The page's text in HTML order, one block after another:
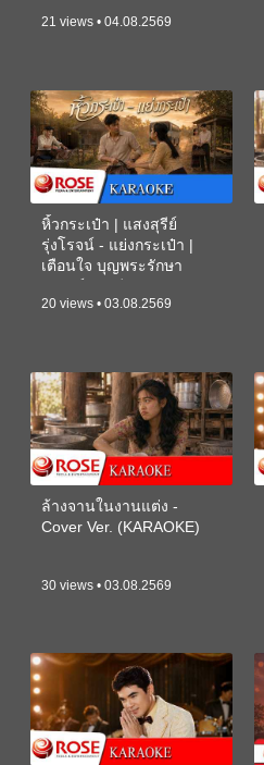
21 views • 04.08.2569
หิ้วกระเป๋า | แสงสุรีย์
รุ่งโรจน์ - แย่งกระเป๋า |
เตือนใจ บุญพระรักษา
20 views • 03.08.2569
ล้างจานในงานแต่ง -
Cover Ver. (KARAOKE)
30 views • 03.08.2569